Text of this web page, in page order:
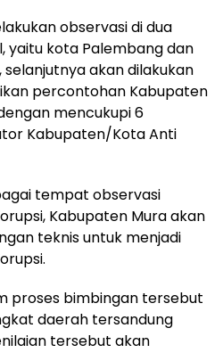
observasi di dua
yaitu kota Palembang dan
selanjutnya akan dilakukan
percontohan Kabupaten
mencukupi 6
Kabupaten/Kota Anti
tempat observasi
Kabupaten Mura akan
teknis untuk menjadi
proses bimbingan tersebut
daerah tersandung
tersebut akan